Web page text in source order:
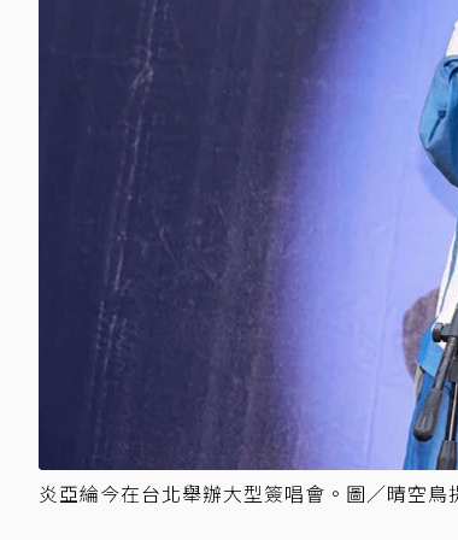
炎亞綸今在台北舉辦大型簽唱會。圖／晴空鳥